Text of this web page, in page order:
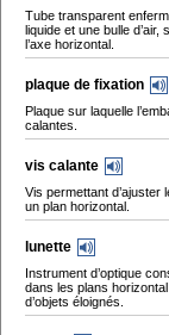
Tube transparent
liquide et une bulle d’air,
l’axe horizontal.
plaque de fixation
Plaque sur laquelle
calantes.
vis calante
Vis permettant d’ajuster
un plan horizontal.
lunette
Instrument d’optique
dans les plans
d’objets éloignés.